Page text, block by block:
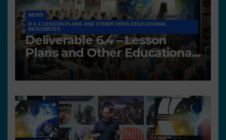
NEWS
D 6.4 LESSON PLANS AND OTHER OPEN EDUCATIONAL
RESOURCES
Deliverable 6.4 – Lesson
Plans and Other Educational
resources